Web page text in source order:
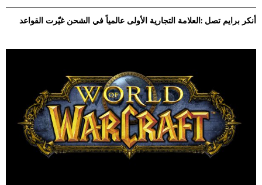
أنكر برايم تصل :العلامة التجارية الأولى عالمياً في الشحن غيّرت القواعد